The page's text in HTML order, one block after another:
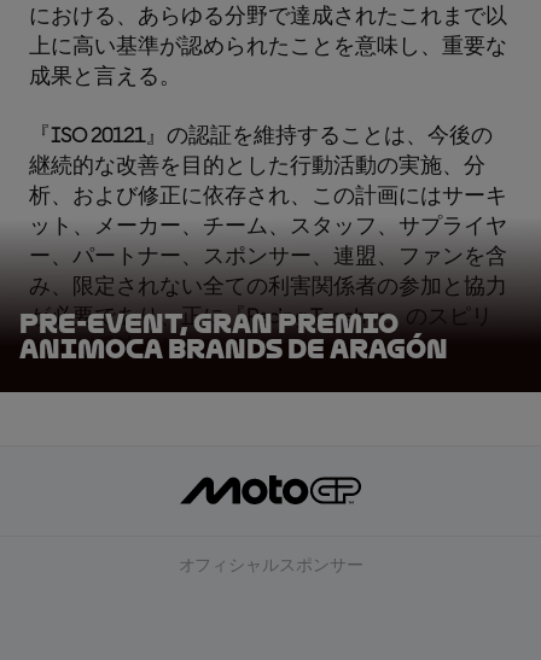
における、あらゆる分野で達成されたこれまで以
上に高い基準が認められたことを意味し、重要な
成果と言える。
『 ISO 20121』の認証を維持することは、今後の
継続的な改善を目的とした行動活動の実施、分
析、および修正に依存され、この計画にはサーキ
ット、メーカー、チーム、スタッフ、サプライヤ
ー、パートナー、スポンサー、連盟、ファンを含
み、限定されない全ての利害関係者の参加と協力
が必要であり、正に『Racing Togeher』のスピリ
ッツが反映されている。
Pre-Event, Gran Premio
Animoca Brands de Aragón
オフィシャルスポンサー